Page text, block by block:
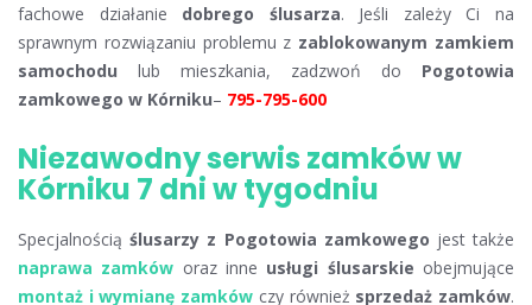
fachowe działanie dobrego ślusarza. Jeśli zależy Ci na
sprawnym rozwiązaniu problemu z zablokowanym zamkiem
samochodu lub mieszkania, zadzwoń do Pogotowia
zamkowego w Kórniku– 795-795-600
Niezawodny serwis zamków w
Kórniku 7 dni w tygodniu
Specjalnościąślusarzy z Pogotowia zamkowego jest także
naprawa zamków oraz inne usługi ślusarskie obejmujące
montaż i wymianę zamków czy również sprzedaż zamków.